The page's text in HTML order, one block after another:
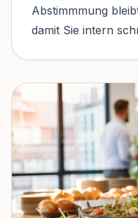
Abstimmmung
damit Sie intern